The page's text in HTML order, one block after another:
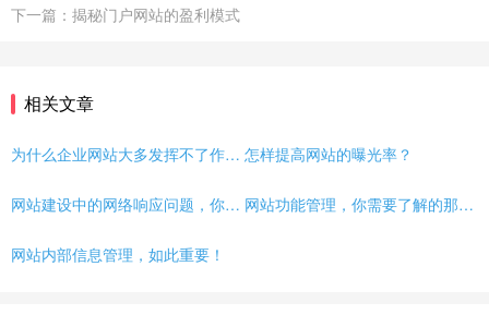
下一篇：揭秘门户网站的盈利模式
相关文章
为什么企业网站大多发挥不了作用？ 怎样提高网站的曝光率？
网站建设中的网络响应问题，你了解吗？ 网站功能管理，你需要了解的那些事儿
网站内部信息管理，如此重要！